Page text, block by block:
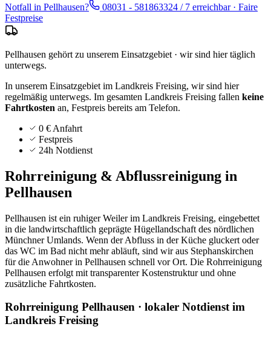
Notfall in Pellhausen? 08031 - 581863324 / 7 erreichbar · Faire
Festpreise
Pellhausen gehört zu unserem Einsatzgebiet · wir sind hier täglich
unterwegs.
In unserem Einsatzgebiet im Landkreis Freising, wir sind hier
regelmäßig unterwegs. Im gesamten Landkreis Freising fallen keine
Fahrtkosten an, Festpreis bereits am Telefon.
0 € Anfahrt
Festpreis
24h Notdienst
Rohrreinigung & Abflussreinigung in
Pellhausen
Pellhausen ist ein ruhiger Weiler im Landkreis Freising, eingebettet
in die landwirtschaftlich geprägte Hügellandschaft des nördlichen
Münchner Umlands. Wenn der Abfluss in der Küche gluckert oder
das WC im Bad nicht mehr abläuft, sind wir aus Stephanskirchen
für die Anwohner in Pellhausen schnell vor Ort. Die Rohrreinigung
Pellhausen erfolgt mit transparenter Kostenstruktur und ohne
zusätzliche Fahrtkosten.
Rohrreinigung Pellhausen · lokaler Notdienst im
Landkreis Freising